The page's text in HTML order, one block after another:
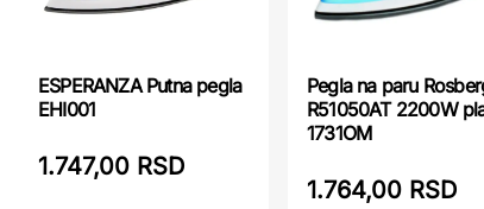
ESPERANZA Putna pegla
EHI001
1.747,00 RSD
Pegla na paru
R51050AT 2200W
1731OM
1.764,00 RSD